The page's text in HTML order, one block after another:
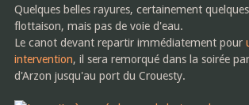
Quelques belles rayures, certainement
flottaison, mais pas de voie d'eau.
Le canot devant repartir immédiatement pour
intervention, il sera remorqué dans la soirée
d'Arzon jusqu'au port du Crouesty.